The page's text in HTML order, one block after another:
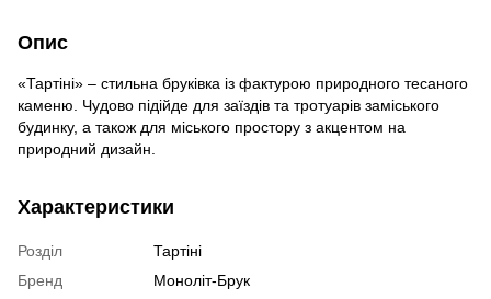
Опис
«Тартіні» – стильна бруківка із фактурою природного тесаного
каменю. Чудово підійде для заїздів та тротуарів заміського
будинку, а також для міського простору з акцентом на
природний дизайн.
Характеристики
Розділ
Тартіні
Бренд
Моноліт-Брук